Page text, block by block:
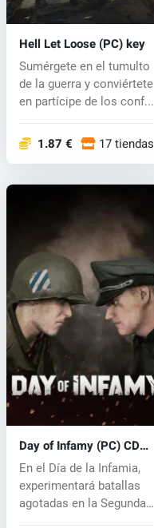
Hell Let Loose (PC) key
Sumérgete en el tumulto
de la guerra y conviértete
en partícipe de los conf...
1.87 € 17 tiendas
Day of Infamy (PC) CD
key
En el Día de la Infamia,
experimentará batallas
agotadas en la Segunda